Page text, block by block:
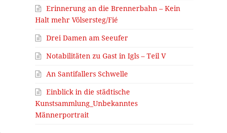
Erinnerung an die Brennerbahn – Kein
Halt mehr Völsersteg/Fié
Drei Damen am Seeufer
Notabilitäten zu Gast in Igls – Teil V
An Santifallers Schwelle
Einblick in die städtische
Kunstsammlung_Unbekanntes
Männerportrait